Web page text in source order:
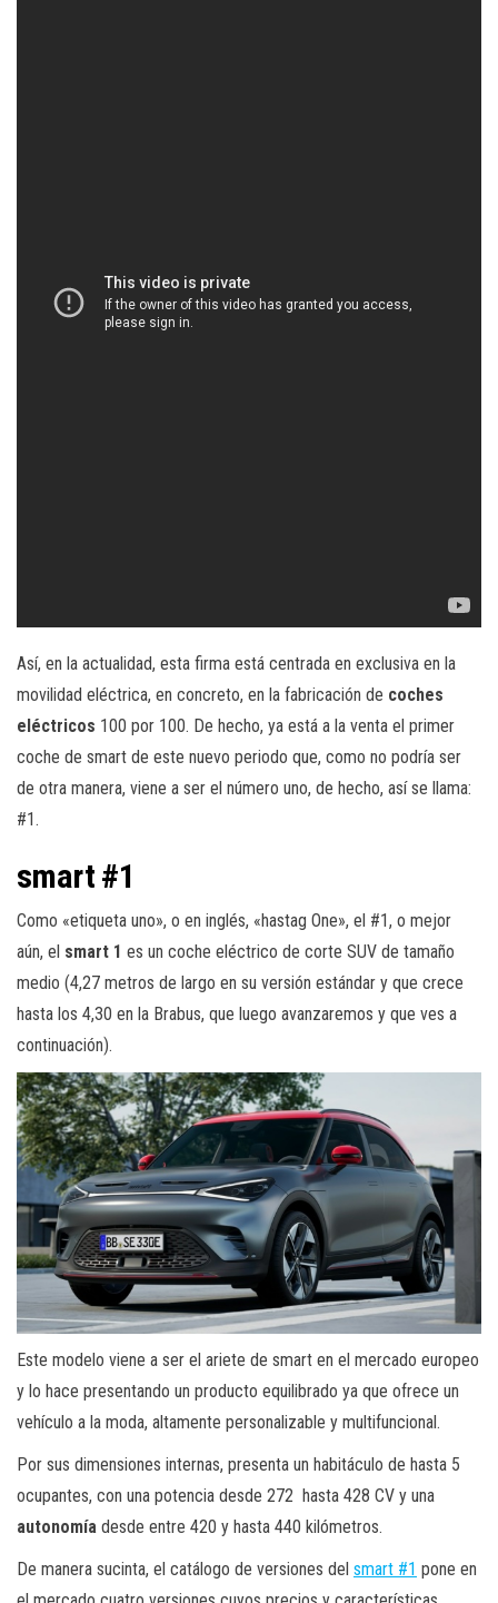
Así, en la actualidad, esta firma está centrada en exclusiva en la
movilidad eléctrica, en concreto, en la fabricación de coches
eléctricos 100 por 100. De hecho, ya está a la venta el primer
coche de smart de este nuevo periodo que, como no podría ser
de otra manera, viene a ser el número uno, de hecho, así se llama:
#1.
smart #1
Como «etiqueta uno», o en inglés, «hastag One», el #1, o mejor
aún, el smart 1 es un coche eléctrico de corte SUV de tamaño
medio (4,27 metros de largo en su versión estándar y que crece
hasta los 4,30 en la Brabus, que luego avanzaremos y que ves a
continuación).
Este modelo viene a ser el ariete de smart en el mercado europeo
y lo hace presentando un producto equilibrado ya que ofrece un
vehículo a la moda, altamente personalizable y multifuncional.
Por sus dimensiones internas, presenta un habitáculo de hasta 5
ocupantes, con una potencia desde 272 hasta 428 CV y una
autonomía desde entre 420 y hasta 440 kilómetros.
De manera sucinta, el catálogo de versiones del smart #1 pone en